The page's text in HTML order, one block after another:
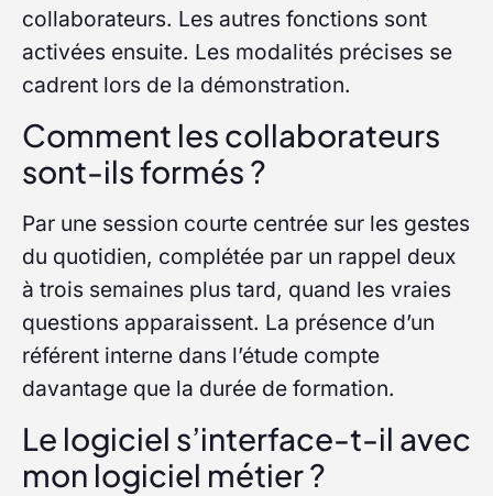
collaborateurs. Les autres fonctions sont
activées ensuite. Les modalités précises se
cadrent lors de la démonstration.
Comment les collaborateurs
sont-ils formés ?
Par une session courte centrée sur les gestes
du quotidien, complétée par un rappel deux
à trois semaines plus tard, quand les vraies
questions apparaissent. La présence d’un
référent interne dans l’étude compte
davantage que la durée de formation.
Le logiciel s’interface-t-il avec
mon logiciel métier ?